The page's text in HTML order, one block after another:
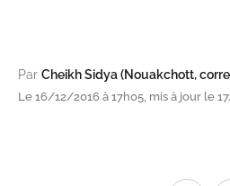
Par Cheikh Sidya (Nouakchott,
Le 16/12/2016 à 17h05, mis à jour le